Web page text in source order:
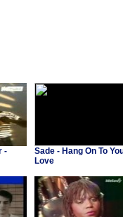
-
Sade - Hang On To
Love